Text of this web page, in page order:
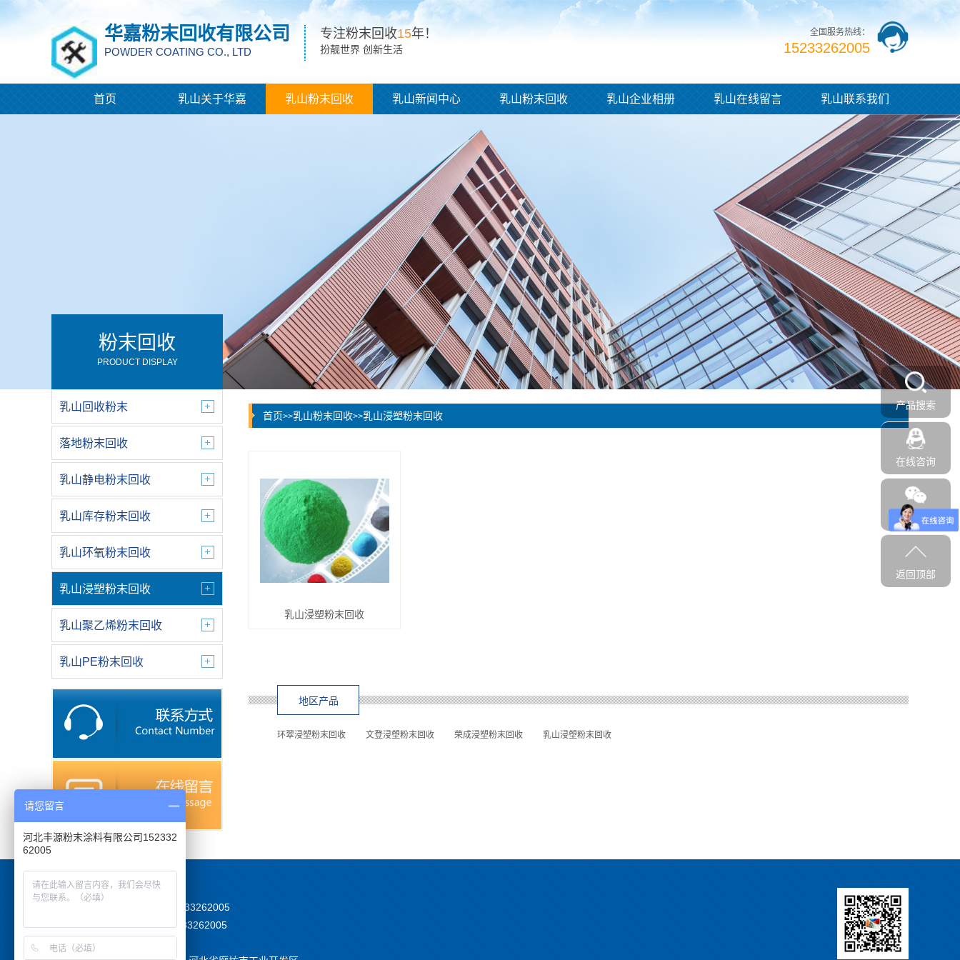
华嘉粉末回收有限公司
POWDER COATING CO., LTD
专注粉末回收15年！
扮靓世界 创新生活
全国服务热线：
15233262005
首页 乳山关于华嘉 乳山粉末回收 乳山新闻中心 乳山粉末回收 乳山企业相册 乳山在线留言 乳山联系我们
粉末回收
PRODUCT DISPLAY
乳山回收粉末
落地粉末回收
乳山静电粉末回收
乳山库存粉末回收
乳山环氧粉末回收
乳山浸塑粉末回收
乳山聚乙烯粉末回收
乳山PE粉末回收
首页>>乳山粉末回收>>乳山浸塑粉末回收
乳山浸塑粉末回收
地区产品
环翠浸塑粉末回收 文登浸塑粉末回收 荣成浸塑粉末回收 乳山浸塑粉末回收
TEL：15233262005
MOB:15233262005
产品搜索
在线咨询
二维码
返回顶部
请您留言
河北丰源粉末涂料有限公司152332
62005